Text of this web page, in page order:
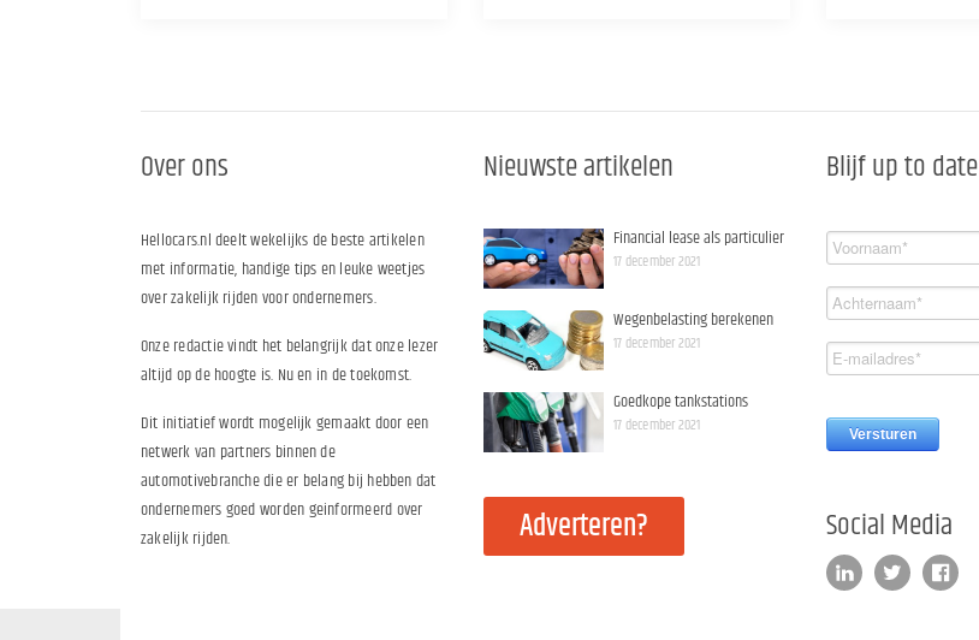
Over ons
Hellocars.nl deelt wekelijks de beste artikelen
met informatie, handige tips en leuke weetjes
over zakelijk rijden voor ondernemers.
Onze redactie vindt het belangrijk dat onze lezer
altijd op de hoogte is. Nu en in de toekomst.
Dit initiatief wordt mogelijk gemaakt door een
netwerk van partners binnen de
automotivebranche die er belang bij hebben dat
ondernemers goed worden geinformeerd over
zakelijk rijden.
Nieuwste artikelen
Financial lease als particulier
17 december 2021
Wegenbelasting berekenen
17 december 2021
Goedkope tankstations
17 december 2021
Adverteren?
Blijf up to date
Social Media